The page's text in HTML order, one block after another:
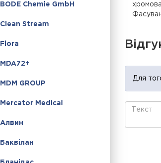
BODE Chemie GmbH
Clean Stream
Flora
MDA72+
MDM GROUP
Mercator Medical
Алвин
Баквілан
Для